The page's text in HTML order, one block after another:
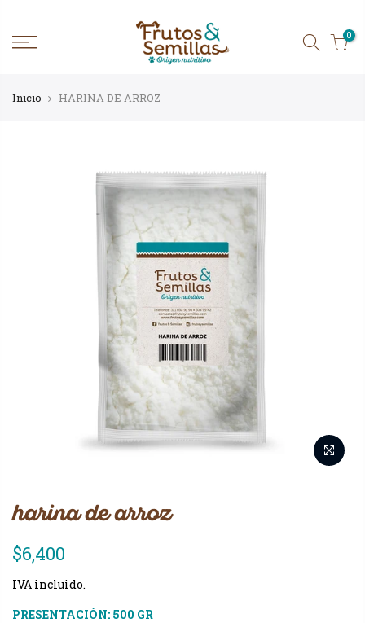
0
Inicio HARINA DE ARROZ
harina de arroz
$6,400
IVA incluido.
PRESENTACIÓN: 500 GR